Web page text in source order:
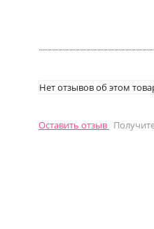
Нет отзывов об этом
Оставить отзыв